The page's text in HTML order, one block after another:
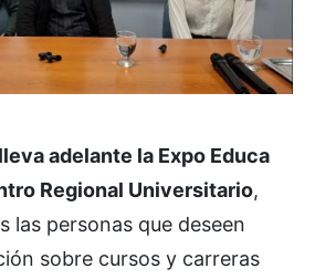
adelante la Expo Educa
Regional Universitario,
las personas que deseen
sobre cursos y carreras